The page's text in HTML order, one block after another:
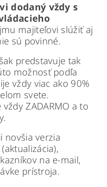
dodaný vždy s
majiteľovi slúžiť aj
sú povinné.
predstavuje tak
možnosť podľa
vždy viac ako 90%
svete.
ZADARMO a to
novšia verzia
na e-mail,
prístroja.